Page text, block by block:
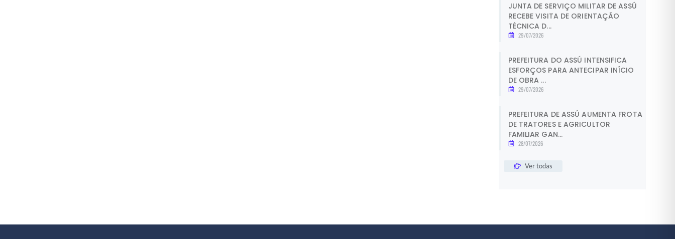
JUNTA DE SERVIÇO MILITAR DE ASSÚ
RECEBE VISITA DE ORIENTAÇÃO
TÉCNICA D...
29/07/2026
PREFEITURA DO ASSÚ INTENSIFICA
ESFORÇOS PARA ANTECIPAR INÍCIO
DE OBRA ...
29/07/2026
PREFEITURA DE ASSÚ AUMENTA FROTA
DE TRATORES E AGRICULTOR
FAMILIAR GAN...
28/07/2026
Ver todas